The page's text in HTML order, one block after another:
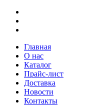
Главная
О нас
Каталог
Прайс-лист
Доставка
Новости
Контакты